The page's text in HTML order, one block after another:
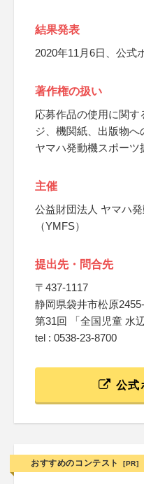
結果発表
2020年11月6日、公式
著作権の扱い
応募作品の使用に関
ジ、機関紙、出版物へ
ヤマハ発動機スポーツ
主催
公益財団法人 ヤマハ
（YMFS）
提出先・問合先
〒437-1117
静岡県袋井市松原
第31回 「全国児童 水
tel : 0538-23-8700
公式
おすすめのコンテスト [PR]